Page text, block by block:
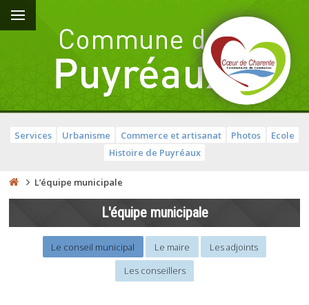
Services Urbanisme Commerce et artisanat Photos
Ecole
Histoire de Puyréaux
L’équipe municipale
L'équipe municipale
Le conseil municipal Le maire
Les adjoints
Les conseillers